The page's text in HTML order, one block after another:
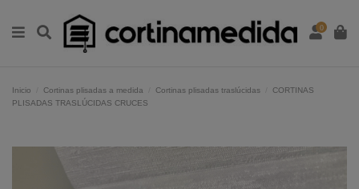
0
Inicio Cortinas plisadas a medida Cortinas plisadas traslúcidas
CORTINAS
PLISADAS TRASLÚCIDAS CRUCES